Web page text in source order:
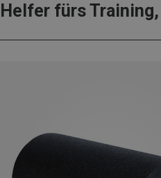
Helfer fürs